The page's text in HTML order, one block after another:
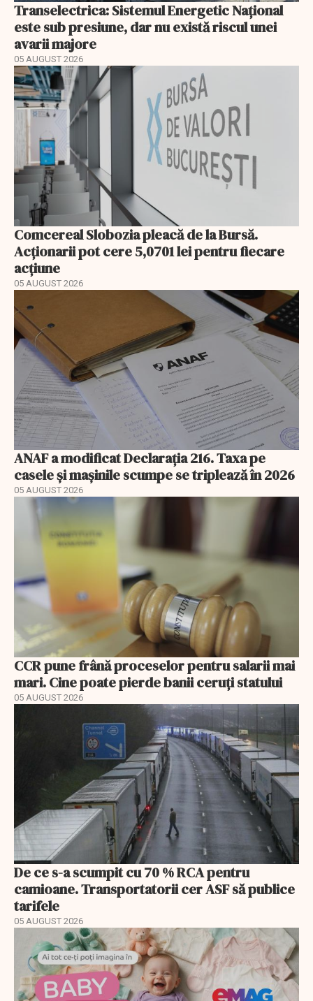
Transelectrica: Sistemul Energetic Național
este sub presiune, dar nu există riscul unei
avarii majore
05 AUGUST 2026
Comcereal Slobozia pleacă de la Bursă.
Acționarii pot cere 5,0701 lei pentru fiecare
acțiune
05 AUGUST 2026
ANAF a modificat Declarația 216. Taxa pe
casele și mașinile scumpe se triplează în 2026
05 AUGUST 2026
CCR pune frână proceselor pentru salarii mai
mari. Cine poate pierde banii ceruți statului
05 AUGUST 2026
De ce s-a scumpit cu 70 % RCA pentru
camioane. Transportatorii cer ASF să publice
tarifele
05 AUGUST 2026